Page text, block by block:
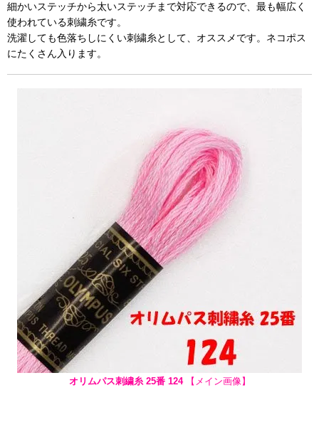
細かいステッチから太いステッチまで対応できるので、最も幅広く
使われている刺繍糸です。
洗濯しても色落ちしにくい刺繍糸として、オススメです。ネコポス
にたくさん入ります。
オリムパス刺繍糸 25番 124【メイン画像】